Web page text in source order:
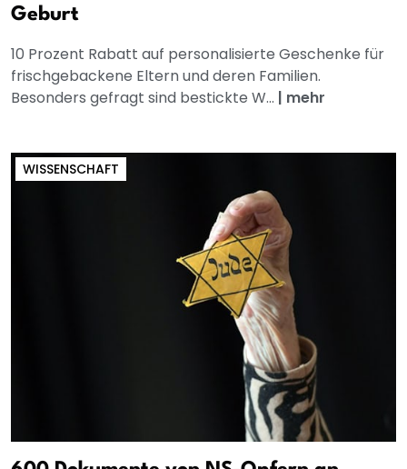
Geburt
10 Prozent Rabatt auf personalisierte Geschenke für
frischgebackene Eltern und deren Familien.
Besonders gefragt sind bestickte W... | mehr
WISSENSCHAFT